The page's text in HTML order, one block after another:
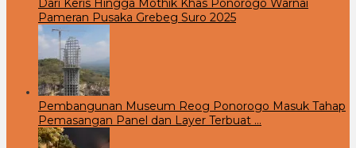
Dari Keris Hingga Mothik Khas Ponorogo Warnai
Pameran Pusaka Grebeg Suro 2025
Pembangunan Museum Reog Ponorogo Masuk Tahap
Pemasangan Panel dan Layer Terbuat …